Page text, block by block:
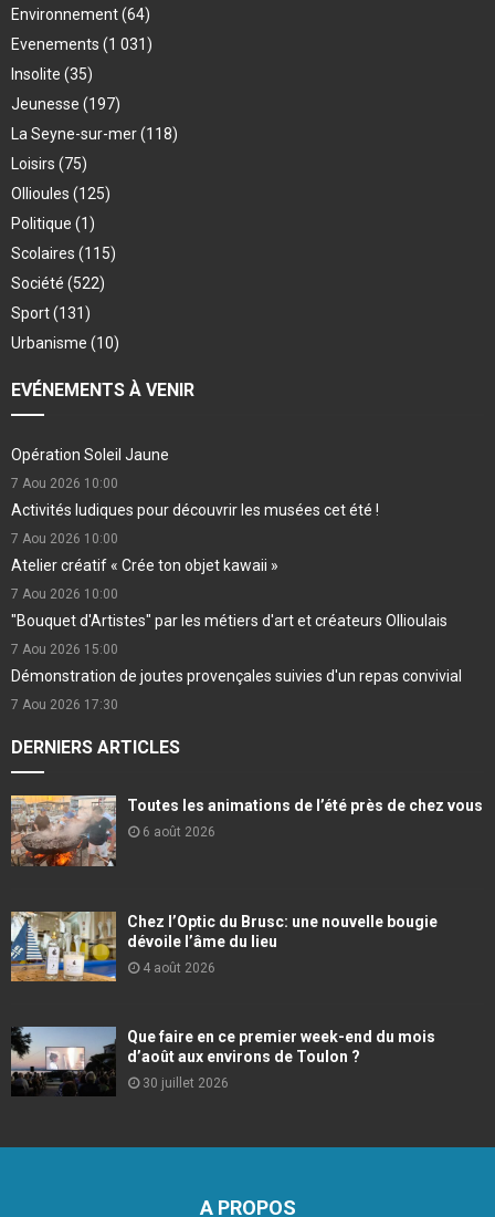
Environnement(64)
Evenements (1 031)
Insolite (35)
Jeunesse (197)
La Seyne-sur-mer(118)
Loisirs (75)
Ollioules (125)
Politique (1)
Scolaires (115)
Société (522)
Sport(131)
Urbanisme (10)
EVÉNEMENTS À VENIR
Opération Soleil Jaune
7 Aou 2026 10:00
Activités ludiques pour découvrir les musées cet été !
7 Aou 2026 10:00
Atelier créatif « Crée ton objet kawaii »
7 Aou 2026 10:00
"Bouquet d'Artistes" par les métiers d'art et créateurs Ollioulais
7 Aou 2026 15:00
Démonstration de joutes provençales suivies d'un repas convivial
7 Aou 2026 17:30
DERNIERS ARTICLES
Toutes les animations de l’été près de chez vous
6 août 2026
Chez l’Optic du Brusc: une nouvelle bougie
dévoile l’âme du lieu
4 août 2026
Que faire en ce premier week-end du mois
d’août aux environs de Toulon ?
30 juillet 2026
A PROPOS